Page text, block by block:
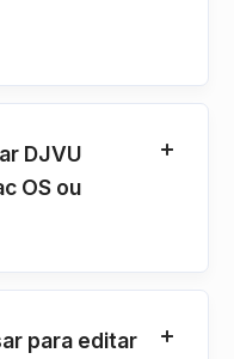
DJVU
OS ou
para editar